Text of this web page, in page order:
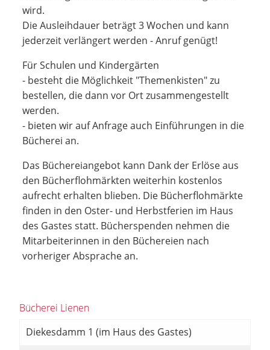
wird.
Die Ausleihdauer beträgt 3 Wochen und kann
jederzeit verlängert werden - Anruf genügt!
Für Schulen und Kindergärten
- besteht die Möglichkeit "Themenkisten" zu
bestellen, die dann vor Ort zusammengestellt
werden.
- bieten wir auf Anfrage auch Einführungen in die
Bücherei an.
Das Büchereiangebot kann Dank der Erlöse aus
den Bücherflohmärkten weiterhin kostenlos
aufrecht erhalten blieben. Die Bücherflohmärkte
finden in den Oster- und Herbstferien im Haus
des Gastes statt. Bücherspenden nehmen die
Mitarbeiterinnen in den Büchereien nach
vorheriger Absprache an.
Bücherei Lienen
Diekesdamm 1 (im Haus des Gastes)